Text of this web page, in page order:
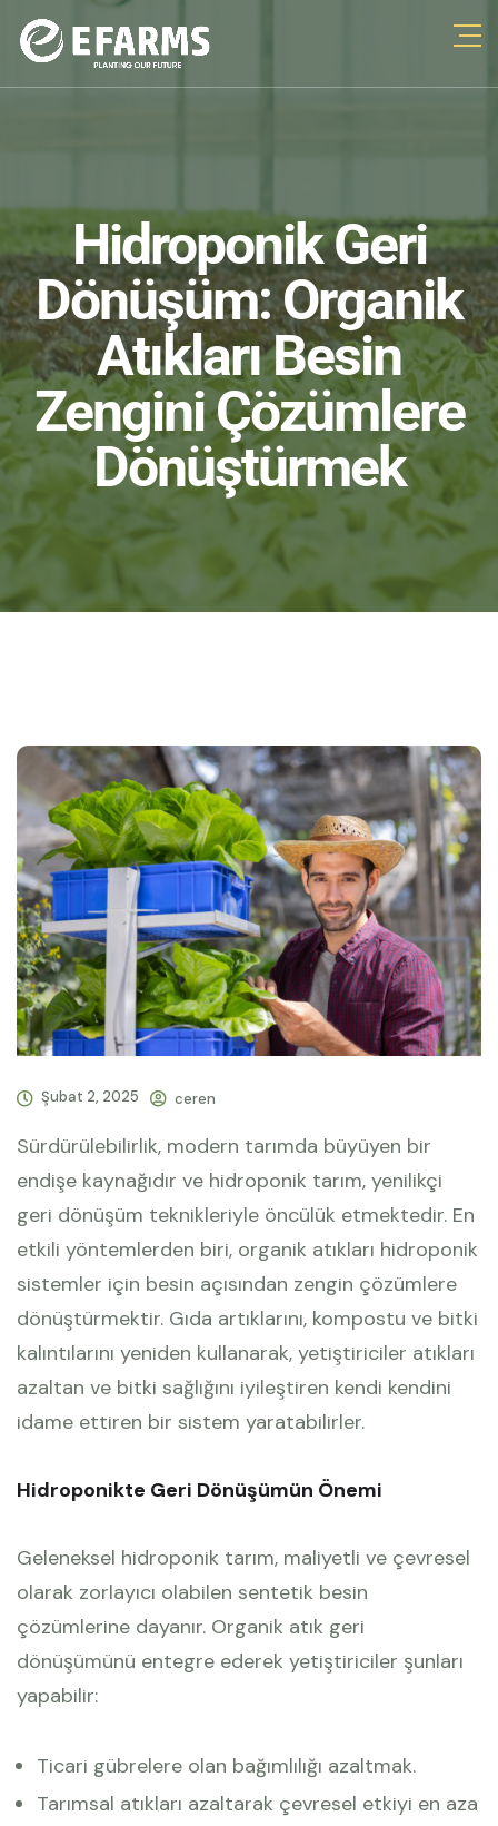
Hidroponik Geri
Dönüşüm: Organik
Atıkları Besin
Zengini Çözümlere
Dönüştürmek
Şubat 2, 2025 ceren
Sürdürülebilirlik, modern tarımda büyüyen bir
endişe kaynağıdır ve hidroponik tarım, yenilikçi
geri dönüşüm teknikleriyle öncülük etmektedir. En
etkili yöntemlerden biri, organik atıkları hidroponik
sistemler için besin açısından zengin çözümlere
dönüştürmektir. Gıda artıklarını, kompostu ve bitki
kalıntılarını yeniden kullanarak, yetiştiriciler atıkları
azaltan ve bitki sağlığını iyileştiren kendi kendini
idame ettiren bir sistem yaratabilirler.
Hidroponikte Geri Dönüşümün Önemi
Geleneksel hidroponik tarım, maliyetli ve çevresel
olarak zorlayıcı olabilen sentetik besin
çözümlerine dayanır. Organik atık geri
dönüşümünü entegre ederek yetiştiriciler şunları
yapabilir:
Ticari gübrelere olan bağımlılığı azaltmak.
Tarımsal atıkları azaltarak çevresel etkiyi en aza